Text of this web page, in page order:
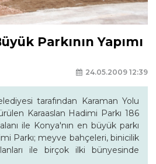
Parkının Yapımı
24.05.2009 12:39
tarafından Karaman Yolu
Karaaslan Hadimi Parkı 186
ile Konya'nın en büyük parkı
Parkı; meyve bahçeleri, binicilik
ile birçok ilki bünyesinde